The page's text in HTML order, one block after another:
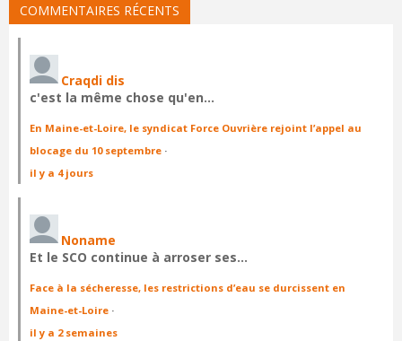
COMMENTAIRES RÉCENTS
Craqdi dis
c'est la même chose qu'en…
En Maine-et-Loire, le syndicat Force Ouvrière rejoint l’appel au
blocage du 10 septembre ·
il y a 4 jours
Noname
Et le SCO continue à arroser ses…
Face à la sécheresse, les restrictions d’eau se durcissent en
Maine-et-Loire ·
il y a 2 semaines